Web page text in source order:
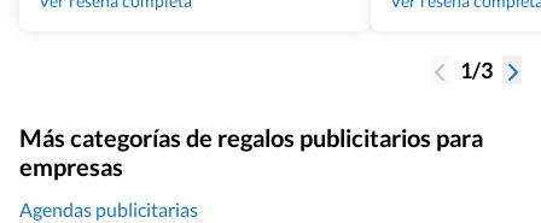
1/3
Más categorías de regalos publicitarios para
empresas
Agendas publicitarias